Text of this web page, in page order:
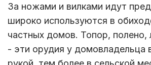
За ножами и вилками идут
широко используются в
частных домов. Топор, полено,
- эти орудия у домовладельца